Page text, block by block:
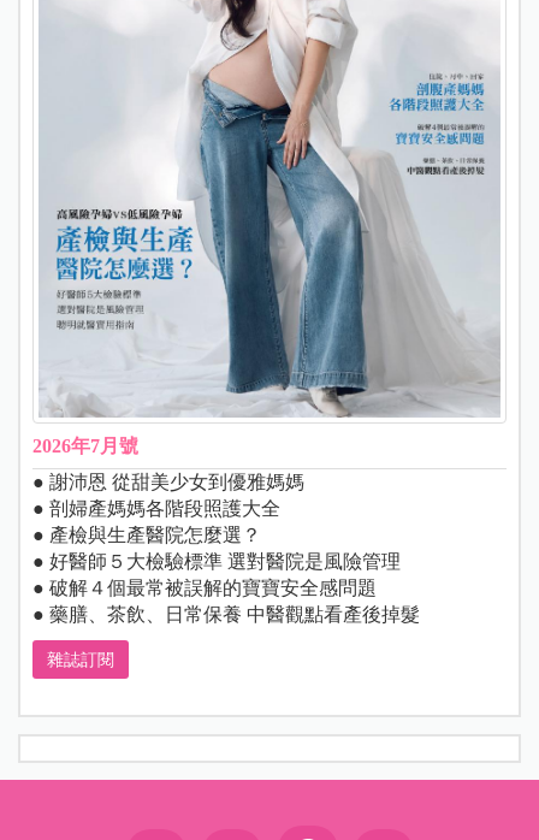
2026年7月號
● 謝沛恩 從甜美少女到優雅媽媽
● 剖婦產媽媽各階段照護大全
● 產檢與生產醫院怎麼選？
● 好醫師５大檢驗標準 選對醫院是風險管理
● 破解４個最常被誤解的寶寶安全感問題
● 藥膳、茶飲、日常保養 中醫觀點看產後掉髮
雜誌訂閱